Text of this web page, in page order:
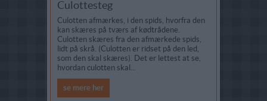
Culottesteg
Culotten afmærkes, i den spids, hvorfra den
kan skæres på tværs af kødtrådene.
Culotten skæres fra den afmærkede spids,
lidt på skrå. (Culotten er ridset på den led,
som den skal skæres). Det er lettest at se,
hvordan culotten skal...
se mere her